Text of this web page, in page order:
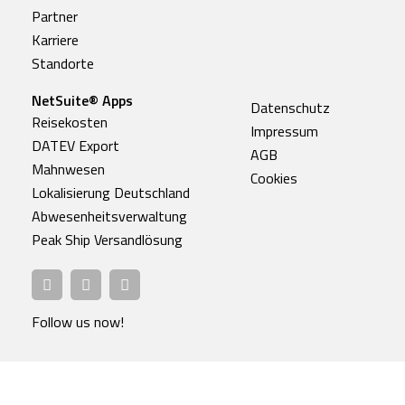
Partner
Karriere
Standorte
NetSuite® Apps
Reisekosten
DATEV Export
Mahnwesen
Lokalisierung Deutschland
Abwesenheitsverwaltung
Peak Ship Versandlösung
Datenschutz
Impressum
AGB
Cookies
Follow us now!